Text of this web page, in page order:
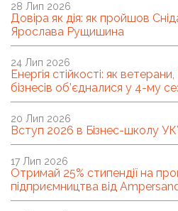
Довіра як дія: як пройшов
Ярослава Рущишина
28 Лип 2026
Енергія стійкості: як
бізнесів об’єдналися у 4-му
24 Лип 2026
Вступ 2026 в Бізнес-школу
20 Лип 2026
Отримай 25% стипендії на
підприємництва від
17 Лип 2026